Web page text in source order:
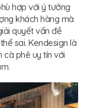
hợp với ý tưởng
khách hàng mà
quyết vấn đề
sai. Kendesign là
cà phê uy tín với